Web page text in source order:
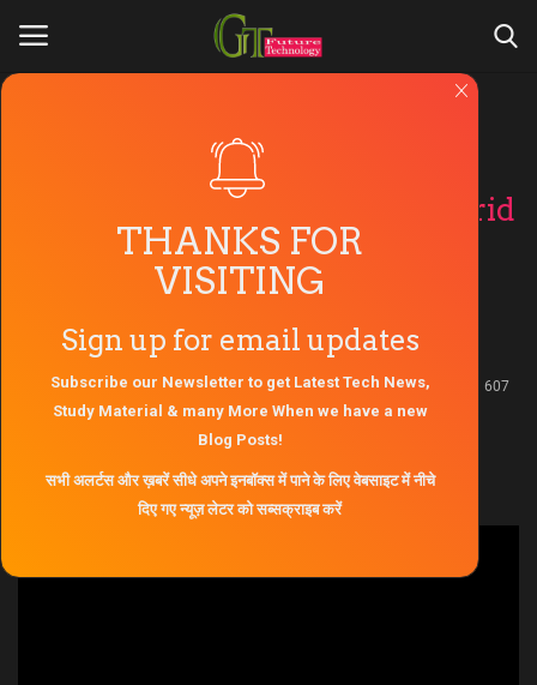
Register
Contact Us
AKTU Question Paper
Solar System
सबसे बेहतर एयर कंडीशनर Carrier 1.5
ton 5 star 18K Ester Neo-i-hybrid
jet R32 split inverter ac With
PM 2.5 Filter
सबसे बेहतर एयर कंडीशनर कौन सा है आज हम आप लोगो को बताते है
Apr 3, 2021 - 18:43
Updated: Apr 3, 2021 - 18:55
607
THANKS FOR
VISITING
Sign up for email updates
Subscribe our Newsletter to get Latest Tech News,
Study Material & many More When we have a new
Blog Posts!
सभी अलर्टस और ख़बरें सीधे अपने इनबॉक्स में पाने के लिए वेबसाइट में नीचे
दिए गए न्यूज़ लेटर को सब्सक्राइब करें